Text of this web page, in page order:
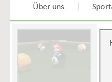
Über uns |